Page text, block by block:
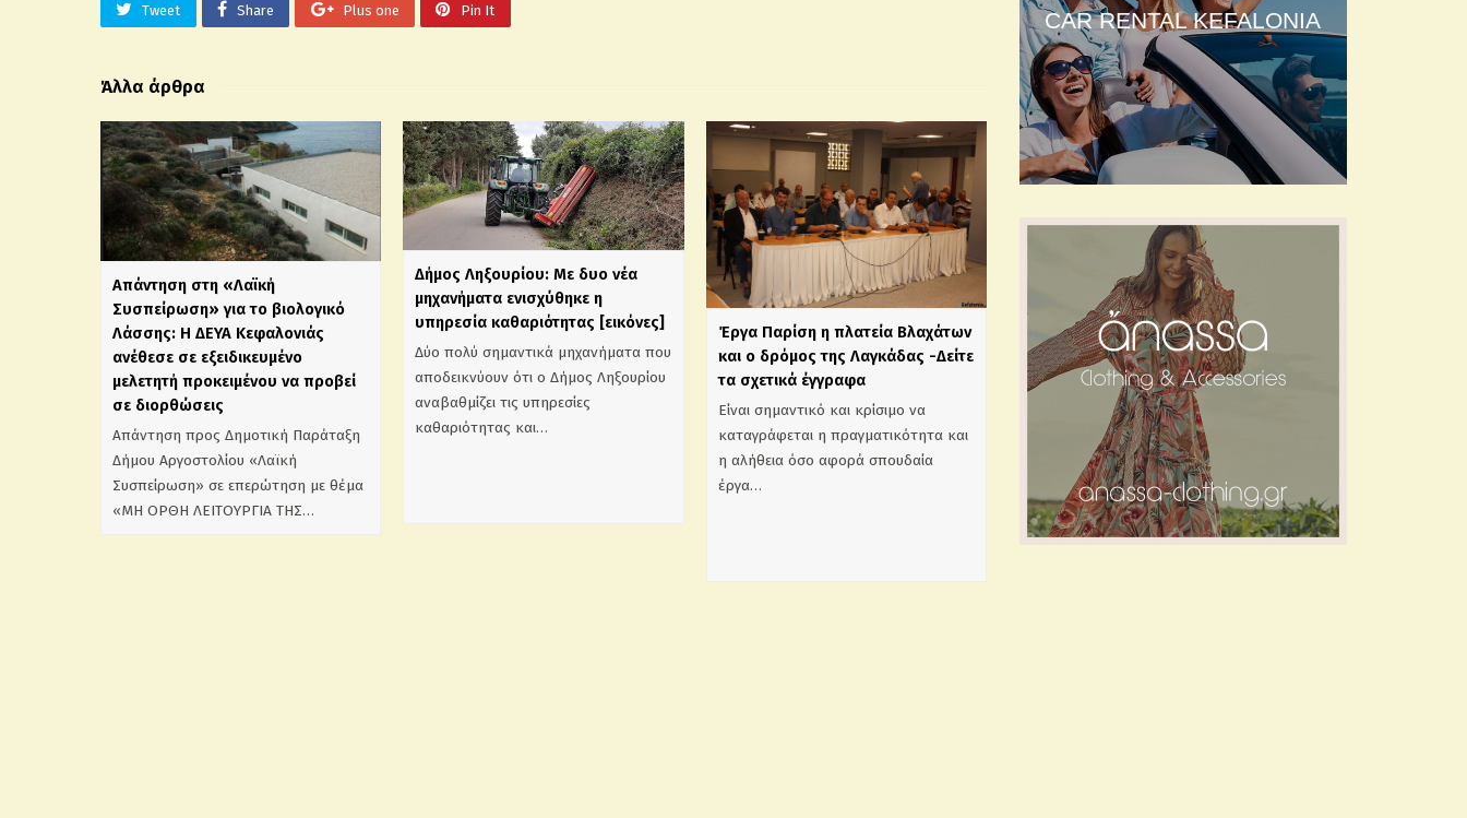
Tweet Share Plus one Pin It
Άλλα άρθρα
Απάντηση στη «Λαϊκή
Συσπείρωση» για το βιολογικό
Λάσσης: Η ΔΕΥΑ Κεφαλονιάς
ανέθεσε σε εξειδικευμένο
μελετητή προκειμένου να προβεί
σε διορθώσεις
Απάντηση προς Δημοτική Παράταξη
Δήμου Αργοστολίου «Λαϊκή
Συσπείρωση» σε επερώτηση με θέμα
«ΜΗ ΟΡΘΗ ΛΕΙΤΟΥΡΓΙΑ ΤΗΣ…
Δήμος Ληξουρίου: Με δυο νέα
μηχανήματα ενισχύθηκε η
υπηρεσία καθαριότητας [εικόνες]
Δύο πολύ σημαντικά μηχανήματα που
αποδεικνύουν ότι ο Δήμος Ληξουρίου
αναβαθμίζει τις υπηρεσίες
καθαριότητας και…
Έργα Παρίση η πλατεία Βλαχάτων
και ο δρόμος της Λαγκάδας -Δείτε
τα σχετικά έγγραφα
Είναι σημαντικό και κρίσιμο να
καταγράφεται η πραγματικότητα και
η αλήθεια όσο αφορά σπουδαία
έργα…
CAR RENTAL KEFALONIA